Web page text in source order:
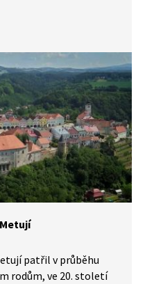
babička rodu Bořek-
státu a šlechtickému
Dnes zámek
z původního zařízení
park je se zámkem
patřil v průběhu
rodům, ve 20. století